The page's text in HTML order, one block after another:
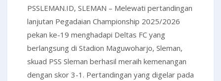
PSSLEMAN.ID, SLEMAN – Melewati pertandingan
lanjutan Pegadaian Championship 2025/2026
pekan ke-19 menghadapi Deltas FC yang
berlangsung di Stadion Maguwoharjo, Sleman,
skuad PSS Sleman berhasil meraih kemenangan
dengan skor 3-1. Pertandingan yang digelar pada